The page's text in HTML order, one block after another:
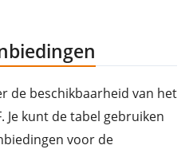
de beschikbaarheid van het
Je kunt de tabel gebruiken
voor de